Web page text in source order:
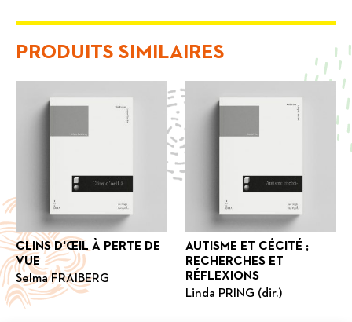
PRODUITS SIMILAIRES
CLINS D'ŒIL À PERTE DE
VUE
Selma FRAIBERG
AUTISME ET CÉCITÉ ;
RECHERCHES ET
RÉFLEXIONS
Linda PRING (dir.)